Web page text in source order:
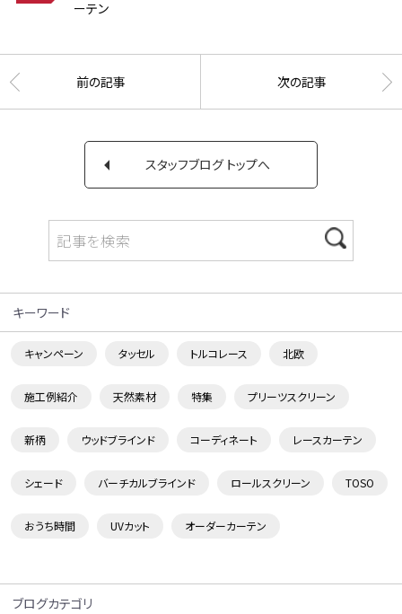
ーテン
前の記事 次の記事
スタッフブログ トップへ
キーワード
キャンペーン タッセル トルコレース 北欧
施工例紹介 天然素材 特集 プリーツスクリーン
新柄 ウッドブラインド コーディネート レースカーテン
シェード バーチカルブラインド ロールスクリーン TOSO
おうち時間 UVカット オーダーカーテン
ブログカテゴリ